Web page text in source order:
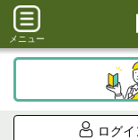
メニュー
ログイ